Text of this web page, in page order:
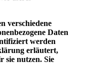
verschiedene
Daten
werden
erläutert,
sie nutzen. Sie